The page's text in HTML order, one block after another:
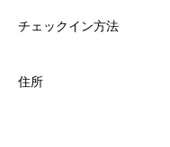
チェックイン方法
住所